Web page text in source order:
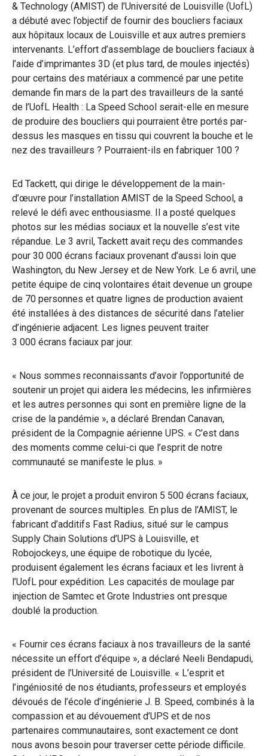
& Technology (AMIST) de l’Université de Louisville (UofL)
a débuté avec l’objectif de fournir des boucliers faciaux
aux hôpitaux locaux de Louisville et aux autres premiers
intervenants. L’effort d’assemblage de boucliers faciaux à
l’aide d’imprimantes 3D (et plus tard, de moules injectés)
pour certains des matériaux a commencé par une petite
demande fin mars de la part des travailleurs de la santé
de l’UofL Health : La Speed School serait-elle en mesure
de produire des boucliers qui pourraient être portés par-
dessus les masques en tissu qui couvrent la bouche et le
nez des travailleurs ? Pourraient-ils en fabriquer 100 ?
Ed Tackett, qui dirige le développement de la main-
d’œuvre pour l’installation AMIST de la Speed School, a
relevé le défi avec enthousiasme. Il a posté quelques
photos sur les médias sociaux et la nouvelle s’est vite
répandue. Le 3 avril, Tackett avait reçu des commandes
pour 30 000 écrans faciaux provenant d’aussi loin que
Washington, du New Jersey et de New York. Le 6 avril, une
petite équipe de cinq volontaires était devenue un groupe
de 70 personnes et quatre lignes de production avaient
été installées à des distances de sécurité dans l’atelier
d’ingénierie adjacent. Les lignes peuvent traiter
3 000 écrans faciaux par jour.
« Nous sommes reconnaissants d’avoir l’opportunité de
soutenir un projet qui aidera les médecins, les infirmières
et les autres personnes qui sont en première ligne de la
crise de la pandémie », a déclaré Brendan Canavan,
président de la Compagnie aérienne UPS. « C’est dans
des moments comme celui-ci que l’esprit de notre
communauté se manifeste le plus. »
À ce jour, le projet a produit environ 5 500 écrans faciaux,
provenant de sources multiples. En plus de l’AMIST, le
fabricant d’additifs Fast Radius, situé sur le campus
Supply Chain Solutions d’UPS à Louisville, et
Robojockeys, une équipe de robotique du lycée,
produisent également les écrans faciaux et les livrent à
l’UofL pour expédition. Les capacités de moulage par
injection de Samtec et Grote Industries ont presque
doublé la production.
« Fournir ces écrans faciaux à nos travailleurs de la santé
nécessite un effort d’équipe », a déclaré Neeli Bendapudi,
président de l’Université de Louisville. « L’esprit et
l’ingéniosité de nos étudiants, professeurs et employés
dévoués de l’école d’ingénierie J. B. Speed, combinés à la
compassion et au dévouement d’UPS et de nos
partenaires communautaires, sont exactement ce dont
nous avons besoin pour traverser cette période difficile.